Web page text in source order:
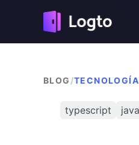
BLOG /TECNOLOGÍA
typescript